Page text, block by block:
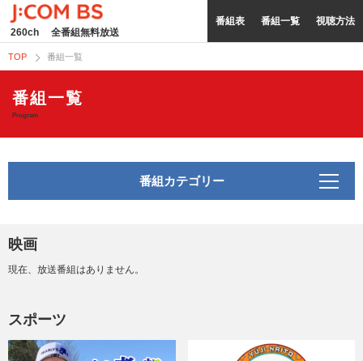
260ch 全番組無料放送
番組表 番組一覧 視聴方法
TOP 番組一覧
番組一覧
Program
番組カテゴリー
映画
現在、放送番組はありません。
スポーツ